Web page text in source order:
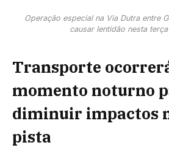
Operação especial na Via Dutra entre
causar lentidão nesta
Transporte
momento noturno
diminuir impactos
pista